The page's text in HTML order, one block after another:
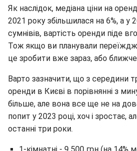
Як наслідок, медіана ціни на
2021 року збільшилася на 6%, а у
сумнівів, вартість оренди піде
Тож якщо ви планували
це зробити вже зараз, або ближче
Варто зазначити, що з середини
оренди в Києві в порівнянні з
більше, але вона все ще не на
попит у 2023 році, хоч і зростає,
останні три роки.